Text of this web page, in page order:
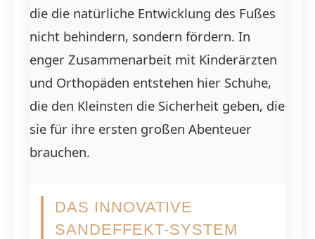
die die natürliche Entwicklung des Fußes
nicht behindern, sondern fördern. In
enger Zusammenarbeit mit Kinderärzten
und Orthopäden entstehen hier Schuhe,
die den Kleinsten die Sicherheit geben, die
sie für ihre ersten großen Abenteuer
brauchen.
DAS INNOVATIVE
SANDEFFEKT-SYSTEM